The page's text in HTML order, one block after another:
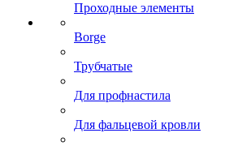
Проходные элементы
Borge
Трубчатые
Для профнастила
Для фальцевой кровли